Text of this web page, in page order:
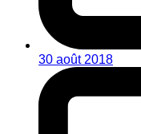
30 août 2018